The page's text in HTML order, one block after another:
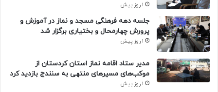
1 روز پیش
جلسه دهه فرهنگی مسجد و نماز در آموزش و
پرورش چهارمحال و بختیاری برگزار شد
1 روز پیش
مدیر ستاد اقامه نماز استان کردستان از
موکب‌های مسیرهای منتهی به سنندج بازدید کرد
1 روز پیش